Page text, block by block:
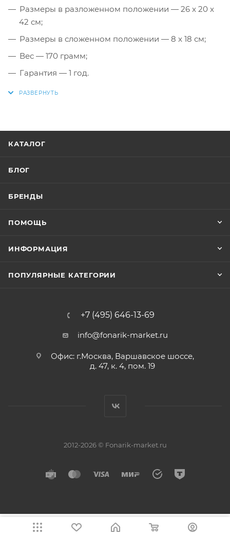
Размеры в разложенном положении — 26 x 20 x
42 см;
Размеры в сложенном положении — 8 x 18 см;
Вес — 170 грамм;
Гарантия — 1 год.
КАТАЛОГ
БЛОГ
БРЕНДЫ
ПОМОЩЬ
ИНФОРМАЦИЯ
ПОПУЛЯРНЫЕ КАТЕГОРИИ
+7 (495) 646-13-69
info@fonarik-market.ru
Офис: г.Москва, Варшавское шоссе,
д. 47, к. 4, пом. 19
2012-2026 © Fonarik-market.ru